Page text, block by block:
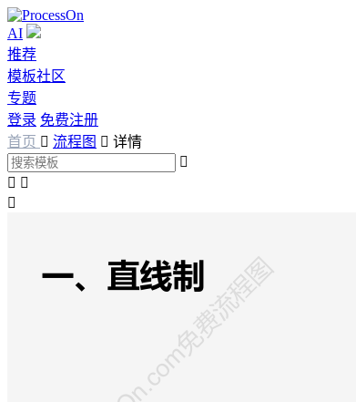
AI
推荐
模板社区
专题
登录 免费注册
首页  流程图  详情

 
